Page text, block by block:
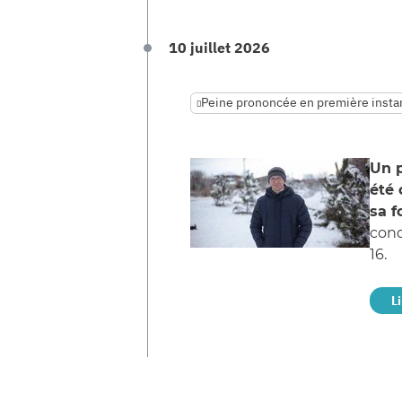
10 juillet 2026
Peine prononcée en première
Un
été
sa
16.